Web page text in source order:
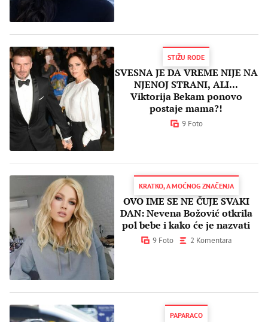
STIŽU RODE
SVESNA JE DA VREME NIJE NA
NJENOJ STRANI, ALI...
Viktorija Bekam ponovo
postaje mama?!
9 Foto
KRATKO, A MOĆNOG ZNAČENJA
OVO IME SE NE ČUJE SVAKI
DAN: Nevena Božović otkrila
pol bebe i kako će je nazvati
9 Foto 2 Komentara
PAPARACO